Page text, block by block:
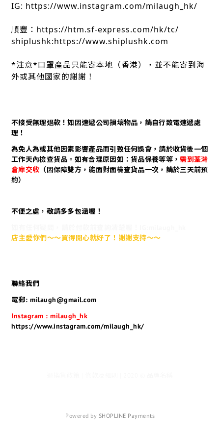
IG: https://www.instagram.com/milaugh_hk/
順豐：https://htm.sf-express.com/hk/tc/
shiplushk:https://www.shiplushk.com
*注意*口罩產品只能寄本地（香港），並不能寄到海
外或其他國家的謝謝！
不接受無理退款！如因速遞公司損壞物品，請自行致電速遞處
理！
為免人為或其他因素影響產品而引致任何誤會，請於收貨後一個
工作天內檢查貨品。如有合理原因如：貨品保養等等，需到荃灣
倉庫交收 （因保障雙方，能面對面檢查貨品一次，請於三天前預
約）
不便之處，敬請多多包涵喔！
店主愛你們～～買得開心就好了！謝謝支持～～
聯絡我們
電郵: milaugh@gmail.com
Instagram : milaugh_hk
https://www.instagram.com/milaugh_hk/
Powered by SHOPLINE Payments